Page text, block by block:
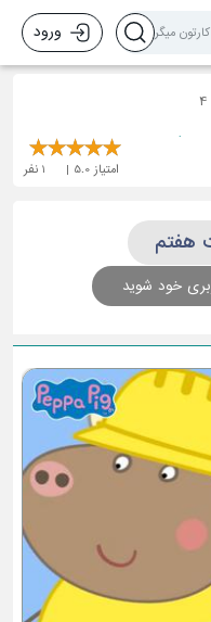
ورود
امتیاز 5.0
1 نفر
خود شوید
سوم